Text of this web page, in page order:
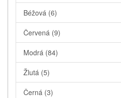
Béžová (6)
Červená (9)
Modrá (84)
Žlutá (5)
Černá (3)